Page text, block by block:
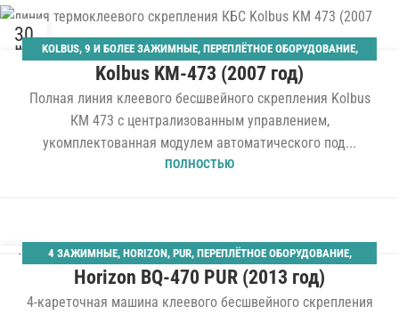
30
НОЯ KOLBUS, 9 И БОЛЕЕ ЗАЖИМНЫЕ, ПЕРЕПЛЁТНОЕ ОБОРУДОВАНИЕ,
ПОЛНЫЕ ЛИНИИ МЯГКОГО ПЕРЕПЛЕТА,ТЕРМОБИНДЕРЫ
Kolbus KM-473 (2007 год)
Полная линия клеевого бесшвейного скрепления Kolbus
КМ 473 с централизованным управлением,
укомплектованная модулем автоматического под...
ПОЛНОСТЬЮ
10 4 ЗАЖИМНЫЕ, HORIZON, PUR, ПЕРЕПЛЁТНОЕ ОБОРУДОВАНИЕ,
ТЕРМОБИНДЕРЫ
Horizon BQ-470 PUR (2013 год)
4-кареточная машина клеевого бесшвейного скрепления